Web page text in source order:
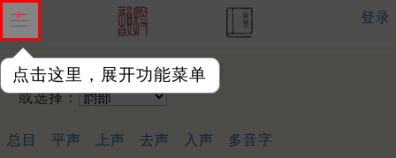
点击这里，展开功能菜单
登录
输入韵字：
或选择：
总目 平声 上声 去声 入声 多音字